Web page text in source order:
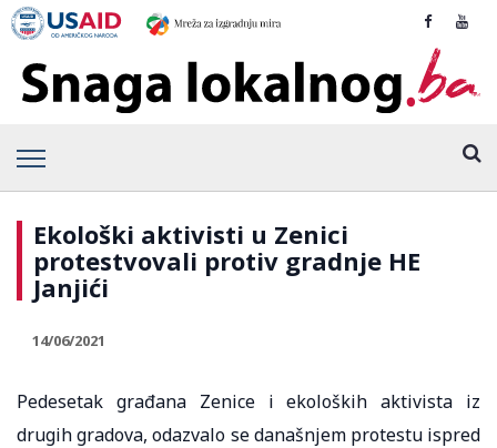
Ekološki aktivisti u Zenici
protestvovali protiv gradnje HE
Janjići
14/06/2021
Pedesetak građana Zenice i ekoloških aktivista iz
drugih gradova, odazvalo se današnjem protestu ispred